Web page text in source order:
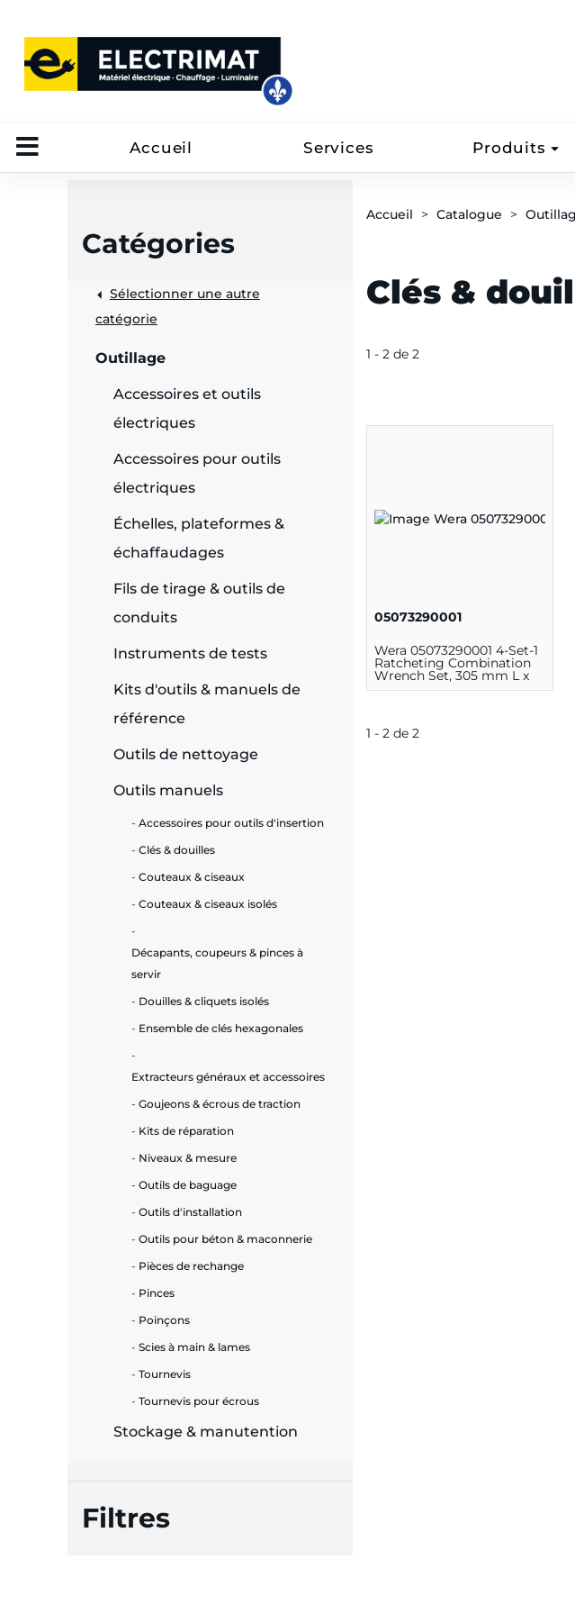
Accueil Services Produits
Catégories
Sélectionner une autre
catégorie
Outillage
Accessoires et outils
électriques
Accessoires pour outils
électriques
Échelles, plateformes &
échaffaudages
Fils de tirage & outils de
conduits
Instruments de tests
Kits d'outils & manuels de
référence
Outils de nettoyage
Outils manuels
Accessoires pour outils d'insertion
Clés & douilles
Couteaux & ciseaux
Couteaux & ciseaux isolés
Décapants, coupeurs & pinces à
servir
Douilles & cliquets isolés
Ensemble de clés hexagonales
Extracteurs généraux et accessoires
Goujeons & écrous de traction
Kits de réparation
Niveaux & mesure
Outils de baguage
Outils d'installation
Outils pour béton & maconnerie
Pièces de rechange
Pinces
Poinçons
Scies à main & lames
Tournevis
Tournevis pour écrous
Stockage & manutention
Filtres
Accueil Catalogue
Clés &
1 - 2 de 2
05073290001
Wera 05073290001 4-Set-1
Ratcheting Combination
Wrench Set, 305 mm L x
95 mm W x 55 mm H,
1 - 2 de 2